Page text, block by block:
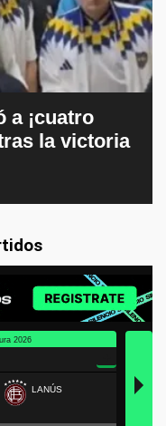
a ¡cuatro
la victoria